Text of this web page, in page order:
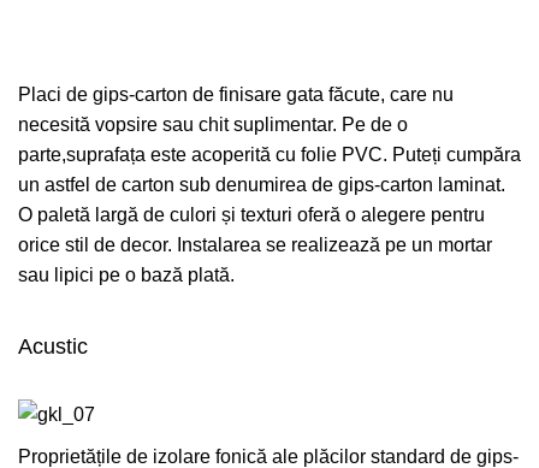
Placi de gips-carton de finisare gata făcute, care nu
necesită vopsire sau chit suplimentar. Pe de o
parte,suprafața este acoperită cu folie PVC. Puteți cumpăra
un astfel de carton sub denumirea de gips-carton laminat.
O paletă largă de culori și texturi oferă o alegere pentru
orice stil de decor. Instalarea se realizează pe un mortar
sau lipici pe o bază plată.
Acustic
Proprietățile de izolare fonică ale plăcilor standard de gips-